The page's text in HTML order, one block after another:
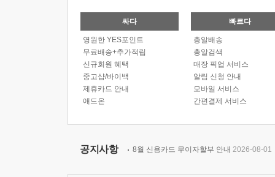
싸다
영원한 YES포인트
무료배송+추가적립
신규회원 혜택
중고샵/바이백
제휴카드 안내
애드온
빠르다
총알배송
총알검색
매장 픽업 서비스
알림 신청 안내
모바일 서비스
간편결제 서비스
공지사항 8월 신용카드 무이자할부 안내 2026-08-01